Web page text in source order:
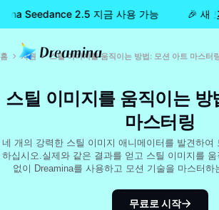
Seedance 2.5 지금 사용 가능 🎉 새
홈 자원 스틸 이미지를 움직이는 방법: 모션 아트 마스터
스틸 이미지를 움직이는 방
마스터링
네 개의 강력한 스틸 이미지 애니메이터를 발견하여
하십시오.실제와 같은 결과를 얻고 스틸 이미지를
없이 Dreamina를 사용하고 모션 기술을 마스터하
무료로 시작